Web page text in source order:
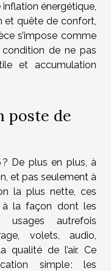
énergétique,
et quête de confort,
s’impose comme
de ne pas
et accumulation
poste de
De plus en plus, à
et pas seulement à
la plus nette, ces
à la façon dont les
usages autrefois
volets, audio,
qualité de l’air. Ce
simple : les